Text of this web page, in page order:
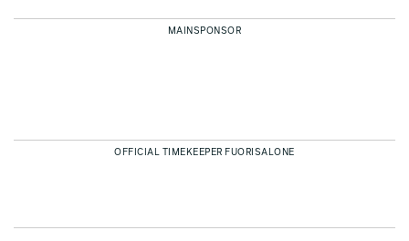
MAINSPONSOR
OFFICIAL TIMEKEEPER FUORISALONE